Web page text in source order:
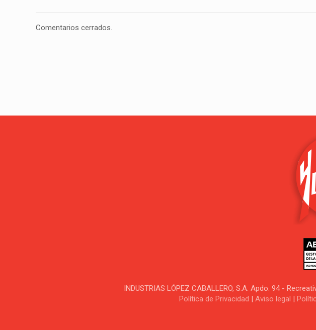
Comentarios cerrados.
INDUSTRIAS LÓPEZ CABALLERO, S.A. Apdo. 94 -
Política de Privacidad | Aviso legal |